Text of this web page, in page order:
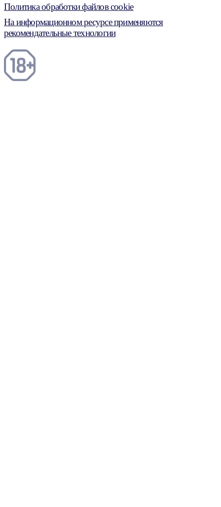
Политика обработки файлов cookie
На информационном ресурсе применяются
рекомендательные технологии